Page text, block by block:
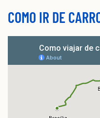
COMO IR DE